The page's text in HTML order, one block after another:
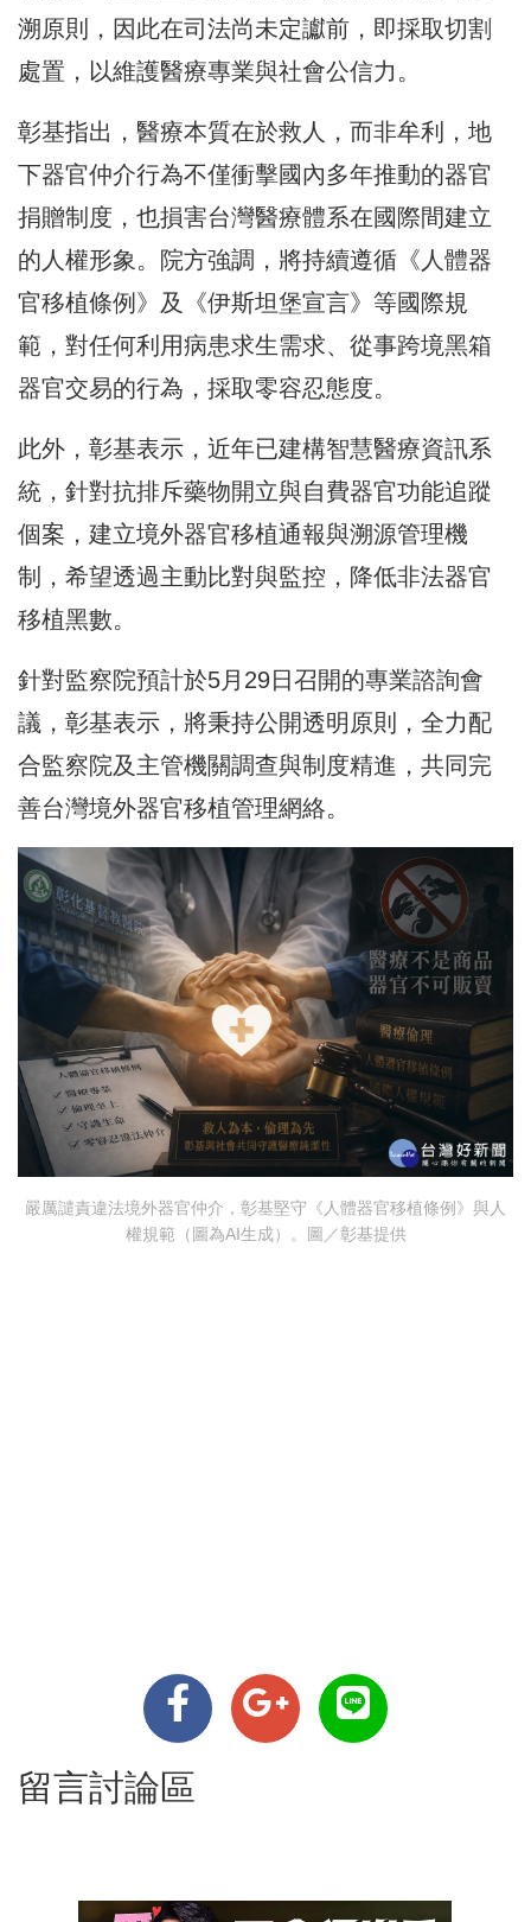
溯原則，因此在司法尚未定讞前，即採取切割
處置，以維護醫療專業與社會公信力。
彰基指出，醫療本質在於救人，而非牟利，地
下器官仲介行為不僅衝擊國內多年推動的器官
捐贈制度，也損害台灣醫療體系在國際間建立
的人權形象。院方強調，將持續遵循《人體器
官移植條例》及《伊斯坦堡宣言》等國際規
範，對任何利用病患求生需求、從事跨境黑箱
器官交易的行為，採取零容忍態度。
此外，彰基表示，近年已建構智慧醫療資訊系
統，針對抗排斥藥物開立與自費器官功能追蹤
個案，建立境外器官移植通報與溯源管理機
制，希望透過主動比對與監控，降低非法器官
移植黑數。
針對監察院預計於5月29日召開的專業諮詢會
議，彰基表示，將秉持公開透明原則，全力配
合監察院及主管機關調查與制度精進，共同完
善台灣境外器官移植管理網絡。
嚴厲譴責違法境外器官仲介，彰基堅守《人體器官移植條例》與人
權規範（圖為AI生成）。圖／彰基提供
留言討論區